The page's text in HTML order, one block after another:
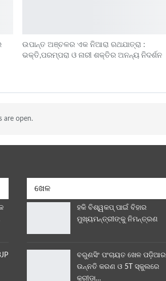
ଉପାନ୍ତ ଅଞ୍ଚଳର ଏକ ନିଆରା ରଥଯାତ୍ରା :
ଭକ୍ତି,ପରମ୍ପରା ଓ ନାରୀ ଶକ୍ତିର ଅନନ୍ୟ ନିଦର୍ଶନ
are open.
ଖେଳ
ହକି ବିଶ୍ୱକପ୍ ପାଇଁ ବିହାର
ମୁଖ୍ୟମନ୍ତ୍ରୀଙ୍କୁ ନିମନ୍ତ୍ରଣ
ବରୁଣସିଂ ପଂଚାୟତ ଖେଳ ପଡ଼ିଆର
ଉନ୍ନତି କରଣ ଓ 5T ସ୍କୁଲରେ
କ୍ରୀଡ଼ା…